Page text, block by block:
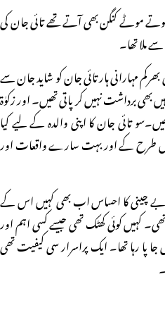
موٹے کنگن بھی آتے تھے تائی جان کی
ملا تھا۔
مہارانی ہار تائی جان کو شاید جان سے
بھی برداشت نہیں کر پاتی تھیں۔ اور زکوٰۃ
تائی جان کا اپنی والدہ کے لیے کیا
اس طرح کے اور بہت سارے واقعات اور
چینی کا احساس اب بھی کہیں اس کے
کہیں کوئی کھٹک تھی جیسے کسی اہم اور
رہا تھا۔ ایک پراسرار سی کیفیت تھی